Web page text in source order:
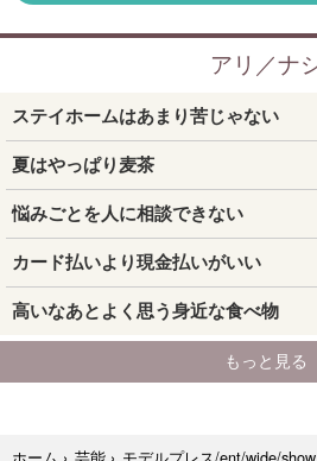
ホーム › 芸能 › モデルプレス/ent/wide/show